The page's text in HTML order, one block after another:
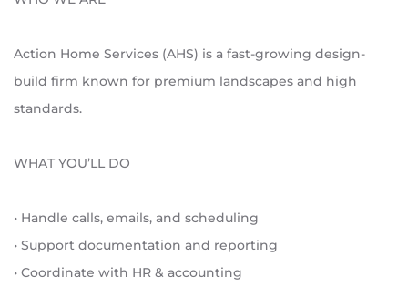
Action Home Services (AHS) is a fast-growing design-
build firm known for premium landscapes and high
standards.
WHAT YOU’LL DO
• Handle calls, emails, and scheduling
• Support documentation and reporting
• Coordinate with HR & accounting